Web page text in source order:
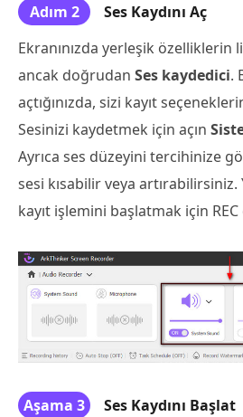
Adım 2
Ses Kaydını Aç
Ekranınızda yerleşik özelliklerin
ancak doğrudan Ses kaydedici.
açtığınızda, sizi kayıt
Sesinizi kaydetmek için açın
Ayrıca ses düzeyini tercihinize
sesi kısabilir veya
kayıt işlemini başlatmak için
Aşama 3
Ses Kaydını Başlat